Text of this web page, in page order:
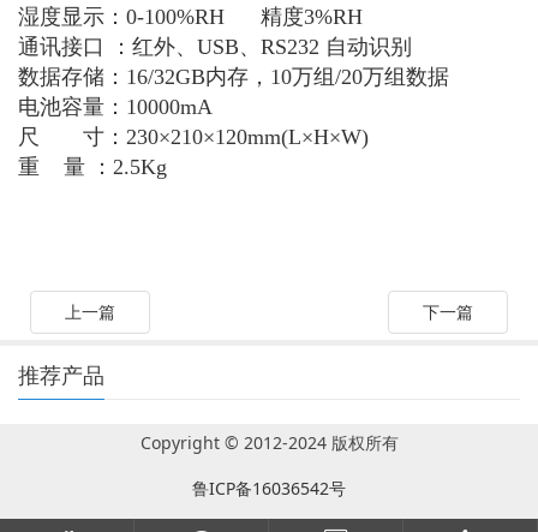
湿度显示：0-100%RH 精度3%RH
通讯接口 ：红外、USB、RS232 自动识别
数据存储：16/32GB内存，10万组/20万组数据
电池容量：10000mA
尺 寸：230×210×120mm(L×H×W)
重 量 ：2.5Kg
上一篇 下一篇
推荐产品
Copyright © 2012-2024 版权所有
鲁ICP备16036542号